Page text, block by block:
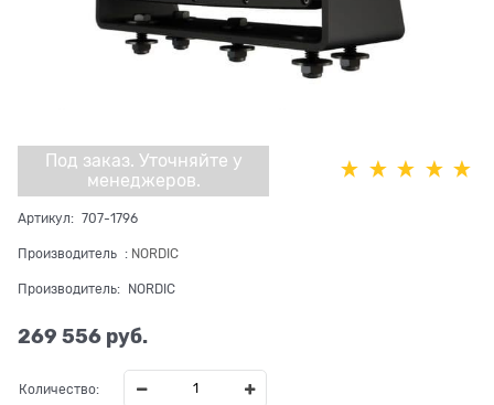
Под заказ. Уточняйте у
менеджеров.
Артикул: 707-1796
Производитель : NORDIC
Производитель: NORDIC
269 556 руб.
Количество: